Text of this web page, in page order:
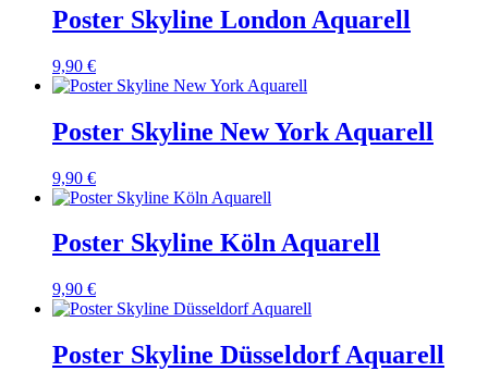
Poster Skyline London Aquarell
9,90 €
Poster Skyline New York Aquarell
9,90 €
Poster Skyline Köln Aquarell
9,90 €
Poster Skyline Düsseldorf Aquarell